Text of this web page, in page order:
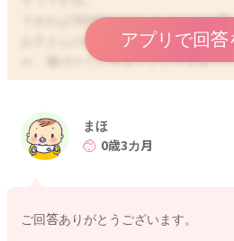
できれば3時間あけていただくのが良
お子さんの遊びのみが激しいという
が、寝ぼけているタイミングを狙っ
しょうか？
か？
お風呂の前に飲んでいる時間からも
アプリで回答
まほ
0歳3カ月
ご回答ありがとうございます。